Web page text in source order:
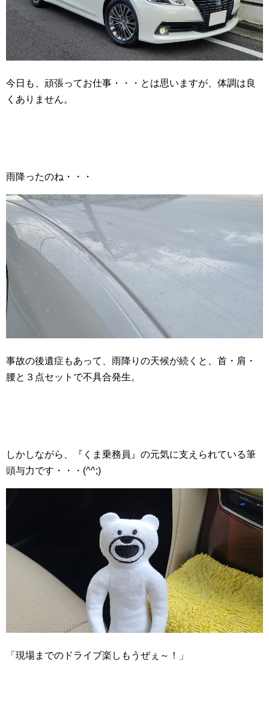
今日も、頑張ってお仕事・・・とは思いますが、体調は良
くありません。
雨降ったのね・・・
事故の後遺症もあって、雨降りの天候が続くと、首・肩・
腰と３点セットで不具合発生。
しかしながら、『くま乗務員』の元気に支えられている筆
頭与力です・・・(^^;)ゞ
「現場までのドライブ楽しもうぜぇ～！」